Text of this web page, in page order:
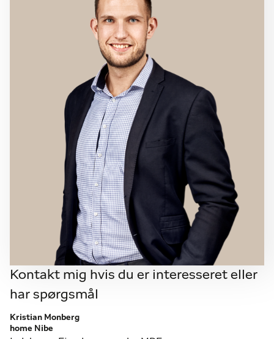
Kontakt mig hvis du er interesseret eller
har spørgsmål
Kristian Monberg
home Nibe